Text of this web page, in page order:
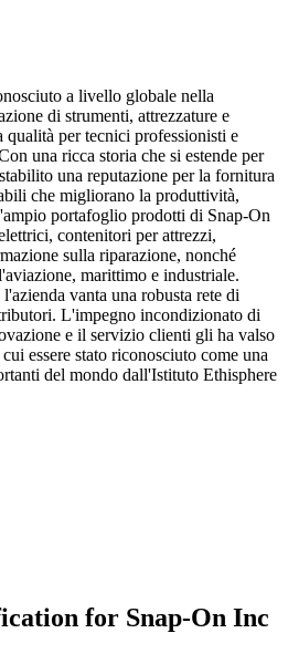
a livello globale nella
di strumenti, attrezzature e
per tecnici professionisti e
una ricca storia che si estende per
una reputazione per la fornitura
che migliorano la produttività,
portafoglio prodotti di Snap-On
contenitori per attrezzi,
sulla riparazione, nonché
marittimo e industriale.
vanta una robusta rete di
L'impegno incondizionato di
e il servizio clienti gli ha valso
essere stato riconosciuto come una
del mondo dall'Istituto Ethisphere
for Snap-On Inc